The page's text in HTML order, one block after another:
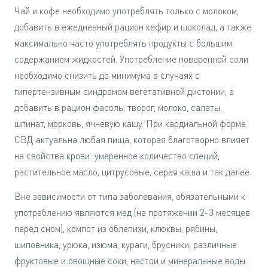
Чай и кофе необходимо употреблять только с молоком,
добавить в ежедневный рацион кефир и шоколад, а также
максимально часто употреблять продукты с большим
содержанием жидкостей. Употребление поваренной соли
необходимо снизить до минимума в случаях с
гипертензивным синдромом вегетативной дистонии, а
добавить в рацион фасоль, творог, молоко, салаты,
шпинат, морковь, ячневую кашу. При кардиальной форме
СВД актуальна любая пища, которая благотворно влияет
на свойства крови: умеренное количество специй,
растительное масло, цитрусовые, серая каша и так далее.
Вне зависимости от типа заболевания, обязательными к
употреблению являются мед (на протяжении 2-3 месяцев
перед сном), компот из облепихи, клюквы, рябины,
шиповника, урюка, изюма, кураги, брусники, различные
фруктовые и овощные соки, настои и минеральные воды.